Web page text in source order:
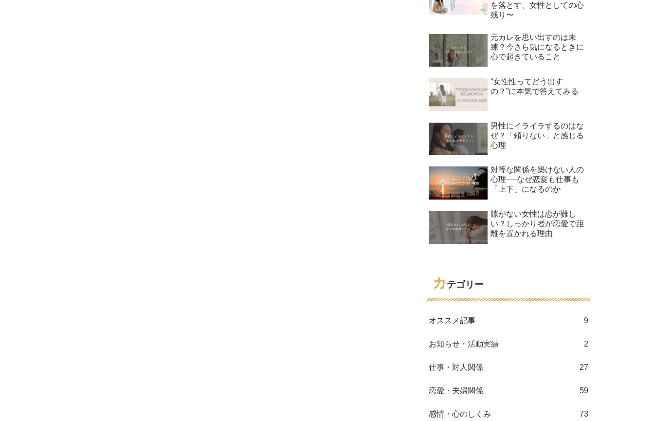
を落とす、女性としての心
残り〜
元カレを思い出すのは未
練？今さら気になるときに
心で起きていること
“女性性ってどう出す
の？”に本気で答えてみる
男性にイライラするのはな
ぜ？「頼りない」と感じる
心理
対等な関係を築けない人の
心理──なぜ恋愛も仕事も
「上下」になるのか
隙がない女性は恋が難し
い？しっかり者が恋愛で距
離を置かれる理由
カ テゴリー
オススメ記事 9
お知らせ・活動実績 2
仕事・対人関係 27
恋愛・夫婦関係 59
感情・心のしくみ 73